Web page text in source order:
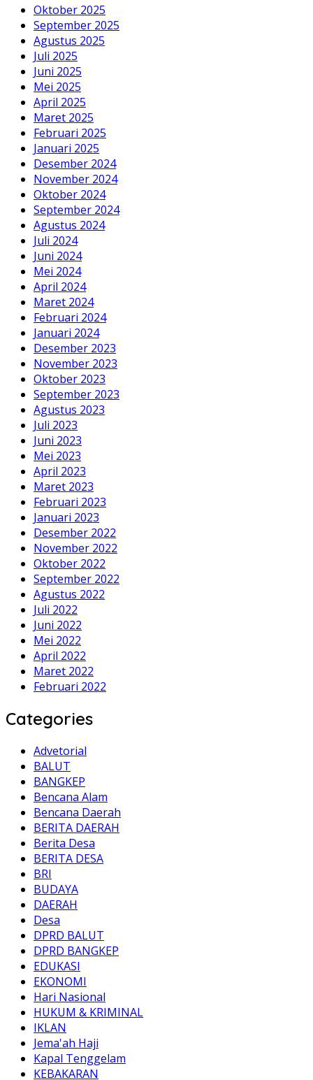
Oktober 2025
September 2025
Agustus 2025
Juli 2025
Juni 2025
Mei 2025
April 2025
Maret 2025
Februari 2025
Januari 2025
Desember 2024
November 2024
Oktober 2024
September 2024
Agustus 2024
Juli 2024
Juni 2024
Mei 2024
April 2024
Maret 2024
Februari 2024
Januari 2024
Desember 2023
November 2023
Oktober 2023
September 2023
Agustus 2023
Juli 2023
Juni 2023
Mei 2023
April 2023
Maret 2023
Februari 2023
Januari 2023
Desember 2022
November 2022
Oktober 2022
September 2022
Agustus 2022
Juli 2022
Juni 2022
Mei 2022
April 2022
Maret 2022
Februari 2022
Categories
Advetorial
BALUT
BANGKEP
Bencana Alam
Bencana Daerah
BERITA DAERAH
Berita Desa
BERITA DESA
BRI
BUDAYA
DAERAH
Desa
DPRD BALUT
DPRD BANGKEP
EDUKASI
EKONOMI
Hari Nasional
HUKUM & KRIMINAL
IKLAN
Jema'ah Haji
Kapal Tenggelam
KEBAKARAN